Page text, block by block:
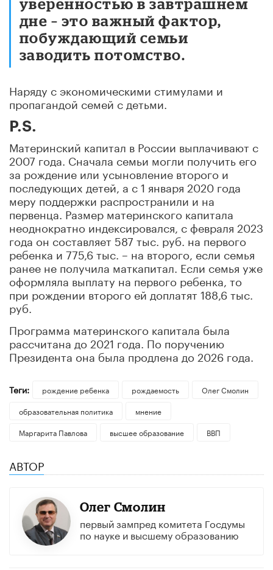
дне – это важный фактор,
побуждающий семьи
заводить потомство.
Наряду с экономическими стимулами и
пропагандой семей с детьми.
P.S.
Материнский капитал в России выплачивают с
2007 года. Сначала семьи могли получить его
за рождение или усыновление второго и
последующих детей, а с 1 января 2020 года
меру поддержки распространили и на
первенца. Размер материнского капитала
неоднократно индексировался, с февраля 2023
года он составляет 587 тыс. руб. на первого
ребенка и 775,6 тыс. – на второго, если семья
ранее не получила маткапитал. Если семья уже
оформляла выплату на первого ребенка, то
при рождении второго ей доплатят 188,6 тыс.
руб.
Программа материнского капитала была
рассчитана до 2021 года. По поручению
Президента она была продлена до 2026 года.
Теги: рождение ребенка рождаемость
Олег Смолин
образовательная политика
мнение
Маргарита Павлова
высшее образование ВВП
АВТОР
Олег Смолин
первый зампред комитета Госдумы
по науке и высшему образованию